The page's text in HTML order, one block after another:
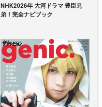
NHK2026年 大河ドラマ 豊臣兄
弟！完全ナビブック